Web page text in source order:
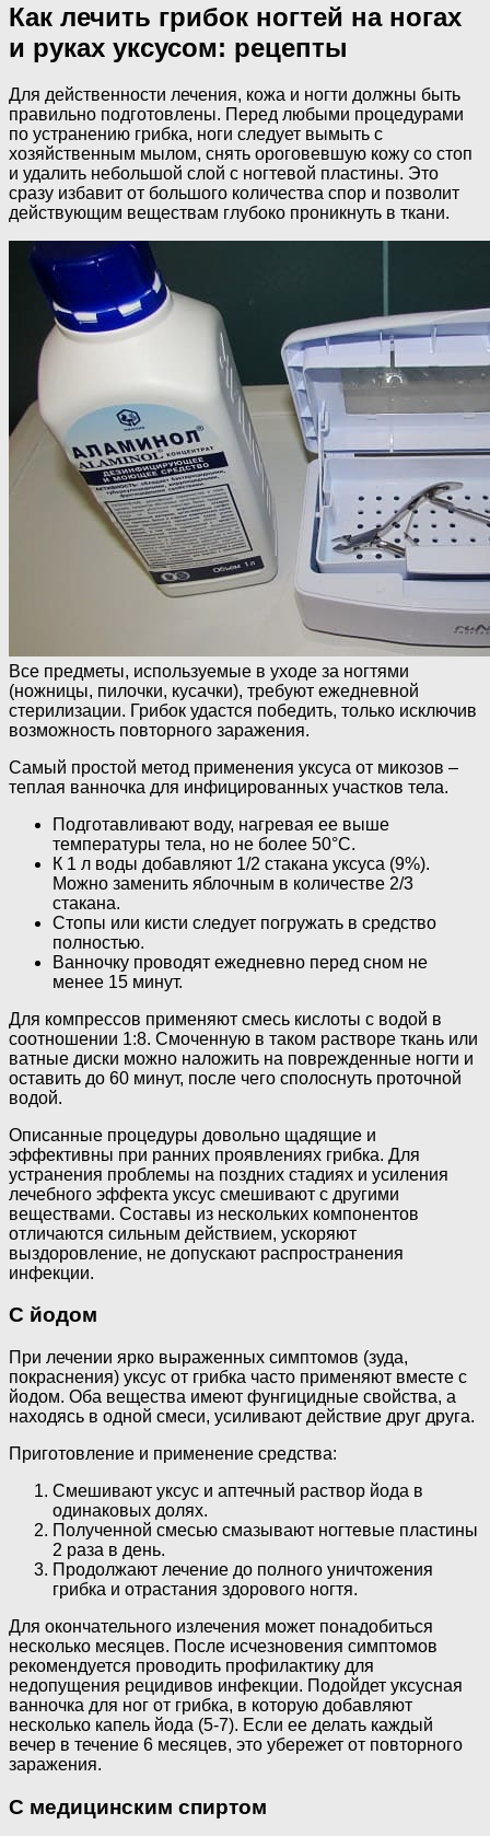
Как лечить грибок ногтей на ногах
и руках уксусом: рецепты
Для действенности лечения, кожа и ногти должны быть
правильно подготовлены. Перед любыми процедурами
по устранению грибка, ноги следует вымыть с
хозяйственным мылом, снять ороговевшую кожу со стоп
и удалить небольшой слой с ногтевой пластины. Это
сразу избавит от большого количества спор и позволит
действующим веществам глубоко проникнуть в ткани.
Все предметы, используемые в уходе за ногтями
(ножницы, пилочки, кусачки), требуют ежедневной
стерилизации. Грибок удастся победить, только исключив
возможность повторного заражения.
Самый простой метод применения уксуса от микозов –
теплая ванночка для инфицированных участков тела.
Подготавливают воду, нагревая ее выше
температуры тела, но не более 50°C.
К 1 л воды добавляют 1/2 стакана уксуса (9%).
Можно заменить яблочным в количестве 2/3
стакана.
Стопы или кисти следует погружать в средство
полностью.
Ванночку проводят ежедневно перед сном не
менее 15 минут.
Для компрессов применяют смесь кислоты с водой в
соотношении 1:8. Смоченную в таком растворе ткань или
ватные диски можно наложить на поврежденные ногти и
оставить до 60 минут, после чего сполоснуть проточной
водой.
Описанные процедуры довольно щадящие и
эффективны при ранних проявлениях грибка. Для
устранения проблемы на поздних стадиях и усиления
лечебного эффекта уксус смешивают с другими
веществами. Составы из нескольких компонентов
отличаются сильным действием, ускоряют
выздоровление, не допускают распространения
инфекции.
С йодом
При лечении ярко выраженных симптомов (зуда,
покраснения) уксус от грибка часто применяют вместе с
йодом. Оба вещества имеют фунгицидные свойства, а
находясь в одной смеси, усиливают действие друг друга.
Приготовление и применение средства:
Смешивают уксус и аптечный раствор йода в
одинаковых долях.
Полученной смесью смазывают ногтевые пластины
2 раза в день.
Продолжают лечение до полного уничтожения
грибка и отрастания здорового ногтя.
Для окончательного излечения может понадобиться
несколько месяцев. После исчезновения симптомов
рекомендуется проводить профилактику для
недопущения рецидивов инфекции. Подойдет уксусная
ванночка для ног от грибка, в которую добавляют
несколько капель йода (5-7). Если ее делать каждый
вечер в течение 6 месяцев, это убережет от повторного
заражения.
С медицинским спиртом